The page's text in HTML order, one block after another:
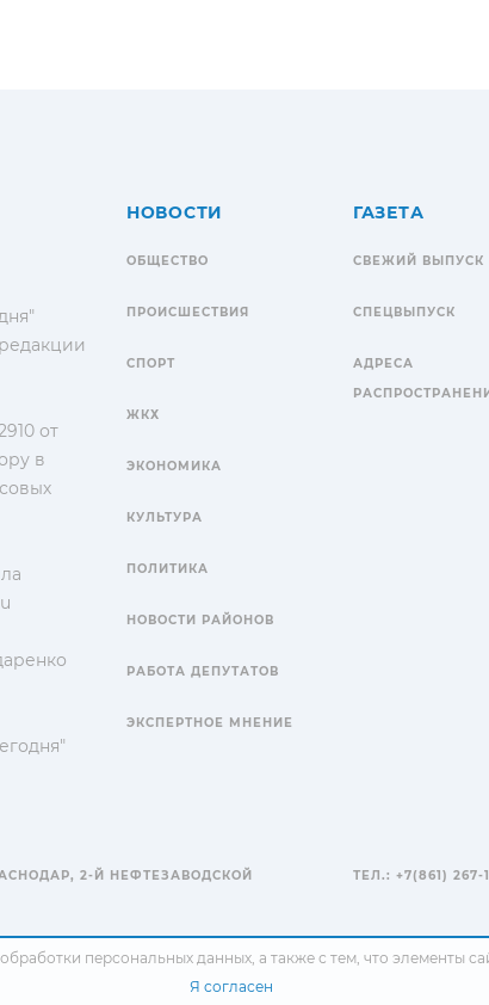
от
в
НОВОСТИ
ОБЩЕСТВО
ПРОИСШЕСТВИЯ
СПОРТ
ЖКХ
ЭКОНОМИКА
КУЛЬТУРА
ПОЛИТИКА
НОВОСТИ РАЙОНОВ
РАБОТА ДЕПУТАТОВ
ЭКСПЕРТНОЕ МНЕНИЕ
ГАЗЕТА
СВЕЖИЙ ВЫПУСК
СПЕЦВЫПУСК
АДРЕСА
2-Й НЕФТЕЗАВОДСКОЙ
ТЕЛ.: +7(861) 267-
персональных данных, а также с тем, что элементы
Я согласен